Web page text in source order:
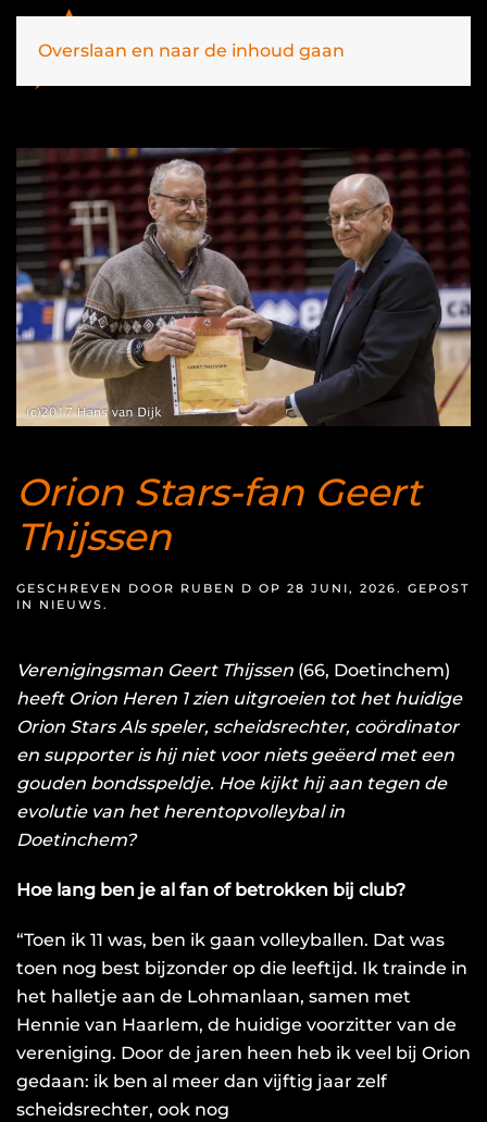
Overslaan en naar de inhoud gaan
Orion Stars-fan Geert
Thijssen
GESCHREVEN DOOR RUBEN D OP 28 JUNI, 2026. GEPOST
IN NIEUWS.
Verenigingsman Geert Thijssen (66, Doetinchem)
heeft Orion Heren 1 zien uitgroeien tot het huidige
Orion Stars Als speler, scheidsrechter, coördinator
en supporter is hij niet voor niets geëerd met een
gouden bondsspeldje. Hoe kijkt hij aan tegen de
evolutie van het herentopvolleybal in
Doetinchem?
Hoe lang ben je al fan of betrokken bij club?
“Toen ik 11 was, ben ik gaan volleyballen. Dat was
toen nog best bijzonder op die leeftijd. Ik trainde in
het halletje aan de Lohmanlaan, samen met
Hennie van Haarlem, de huidige voorzitter van de
vereniging. Door de jaren heen heb ik veel bij Orion
gedaan: ik ben al meer dan vijftig jaar zelf
scheidsrechter, ook nog